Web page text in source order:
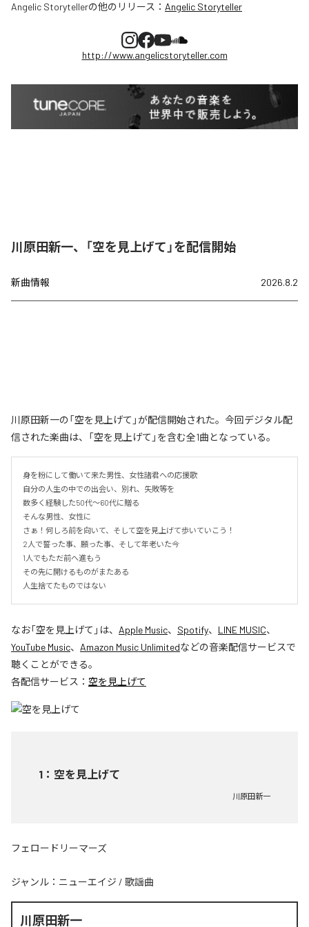
Angelic Storytellerの他のリリース： Angelic Storyteller
http://www.angelicstoryteller.com
川原田新一、「空を見上げて」を配信開始
新曲情報 2026.8.2
川原田新一の「空を見上げて」が配信開始された。今回デジタル配
信された楽曲は、「空を見上げて」を含む全1曲となっている。
身を粉にして働いて来た男性、女性諸君への応援歌
自分の人生の中での出会い、別れ、失敗等を
数多く経験した50代〜60代に贈る
そんな男性、女性に
さぁ！何しろ前を向いて、そして空を見上げて歩いていこう！
2人で誓った事、願った事、そして年老いた今
1人でもただ前へ進もう
その先に開けるものがまたある
人生捨てたものではない
なお「空を見上げて 」は、 Apple Music、 Spotify、 LINE MUSIC、
YouTube Music、 Amazon Music Unlimitedなどの音楽配信サービスで
聴くことができる。
各配信サービス： 空を見上げて
1 ： 空を見上げて
川原田新一
フェロードリーマーズ
ジャンル： ニューエイジ / 歌謡曲
川原田新一